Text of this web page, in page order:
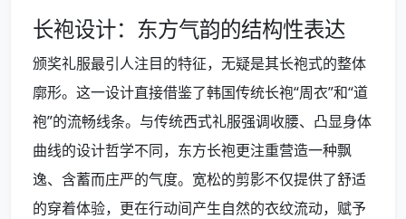
长袍设计：东方气韵的结构性表达
颁奖礼服最引人注目的特征，无疑是其长袍式的整体
廓形。这一设计直接借鉴了韩国传统长袍“周衣”和“道
袍”的流畅线条。与传统西式礼服强调收腰、凸显身体
曲线的设计哲学不同，东方长袍更注重营造一种飘
逸、含蓄而庄严的气度。宽松的剪影不仅提供了舒适
的穿着体验，更在行动间产生自然的衣纹流动，赋予